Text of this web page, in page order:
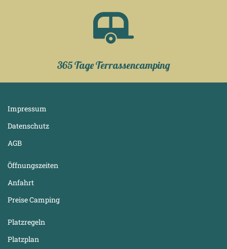
365 Tage Terrassencamping
Impressum
Datenschutz
AGB
Öffnungszeiten
Anfahrt
Preise Camping
Platzregeln
Platzplan